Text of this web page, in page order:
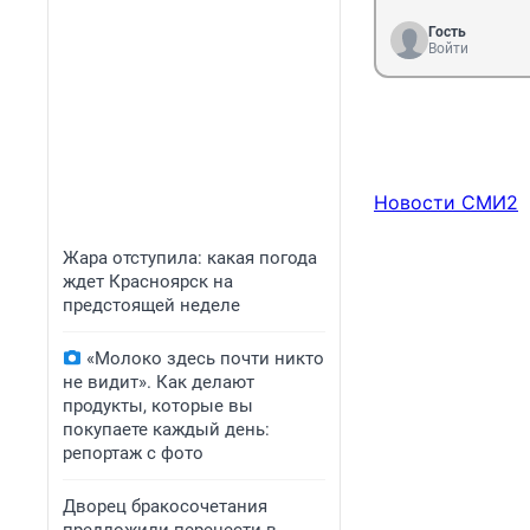
Жара отступила: какая погода
ждет Красноярск на
предстоящей неделе
«Молоко здесь почти никто
не видит». Как делают
продукты, которые вы
покупаете каждый день:
репортаж с фото
Дворец бракосочетания
Гость
Войти
Новости СМИ2